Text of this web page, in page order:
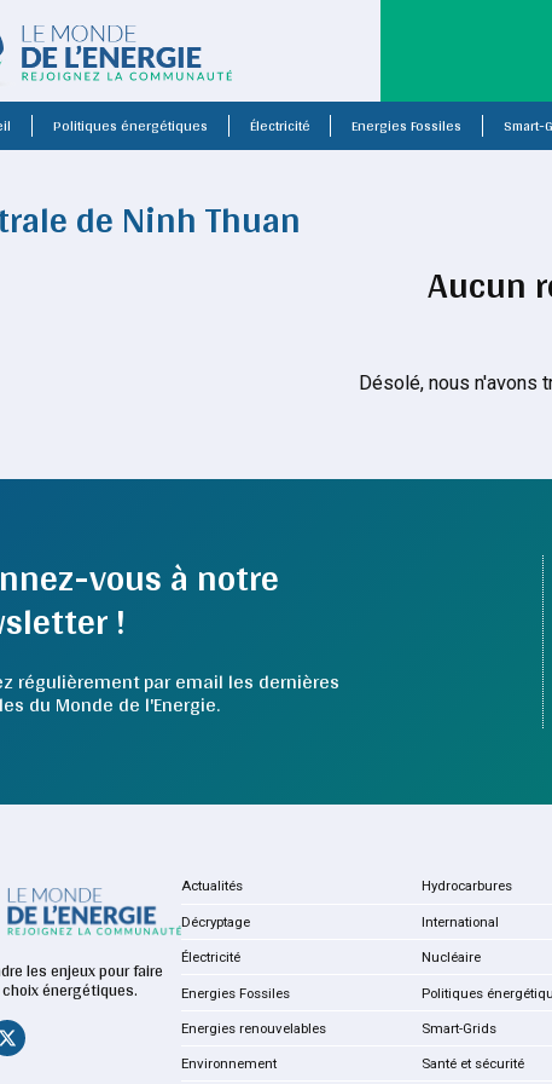
Politiques énergétiques Électricité Energies Fossiles Smart-
de Ninh Thuan
Aucun
Désolé, nous n'avons
vous à notre
!
régulièrement par email les dernières
du Monde de l'Energie.
les enjeux pour faire
énergétiques.
Actualités
Décryptage
Électricité
Energies Fossiles
Energies renouvelables
Environnement
Hydrocarbures
International
Nucléaire
Politiques
Smart-Grids
Santé et sécurité